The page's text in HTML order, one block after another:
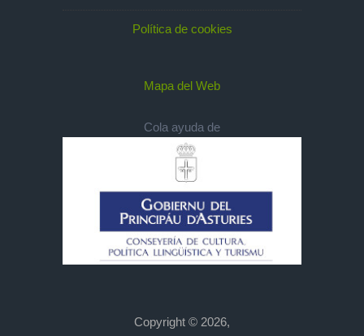
Política de cookies
Mapa del Web
Cola ayuda de
Copyright © 2026,